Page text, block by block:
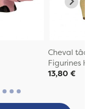
Cheval
Figurines
13,80 €